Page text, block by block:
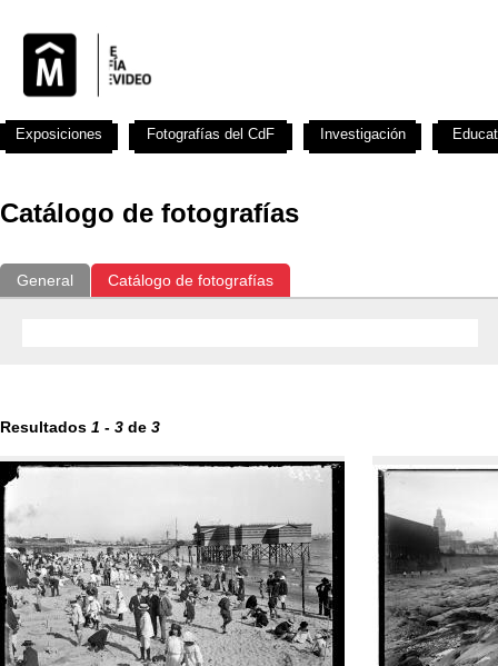
Catálogo de fotografías
General Catálogo de fotografías
Resultados 1 - 3 de 3
Exposiciones Fotografías del CdF Investigación